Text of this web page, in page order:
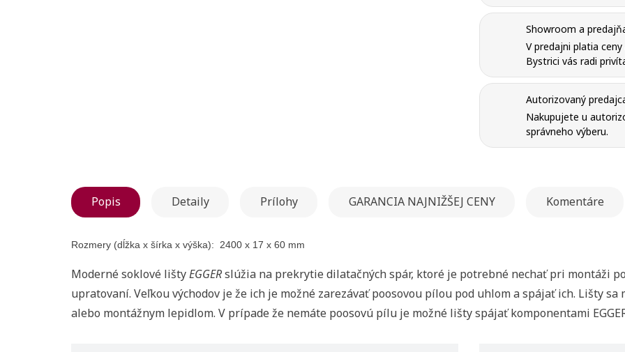
Showroom a
V predajni platia
Bystrici vás radi
Autorizovaný
Nakupujete u
správneho výberu.
Popis Detaily Prílohy GARANCIA NAJNIŽŠEJ CENY Komentáre
Rozmery (dĺžka x šírka x výška): 2400 x 17 x 60 mm
Moderné soklové lištyEGGERslúžia na prekrytie dilatačných spár, ktoré je potrebné nechať pri montáži
upratovaní. Veľkou východov je že ich je možné zarezávať poosovou pílou pod uhlom a spájať ich. Lišty sa
alebo montážnym lepidlom. V prípade že nemáte poosovú pílu je možné lišty spájať komponentami